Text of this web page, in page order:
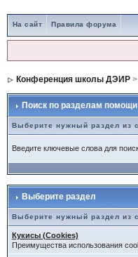
На сайт Правила форума
Конференция школы ДЭИР>
Поиск по разделам помощи
Выберите нужный раздел из
Введите ключевые слова для
Выберите раздел
Выберите нужный раздел из
Кукисы (Cookies)
Преимущества использования